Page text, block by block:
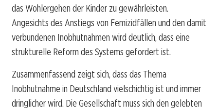
das Wohlergehen der Kinder zu gewährleisten.
Angesichts des Anstiegs von Femizidfällen und den damit
verbundenen Inobhutnahmen wird deutlich, dass eine
strukturelle Reform des Systems gefordert ist.
Zusammenfassend zeigt sich, dass das Thema
Inobhutnahme in Deutschland vielschichtig ist und immer
dringlicher wird. Die Gesellschaft muss sich den gelebten